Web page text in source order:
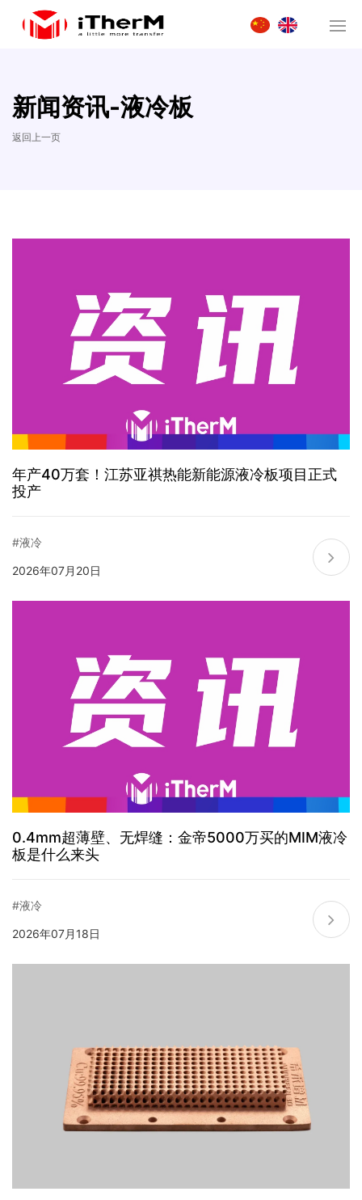
新闻资讯-液冷板
返回上一页
年产40万套！江苏亚祺热能新能源液冷板项目正式
投产
#液冷
2026年07月20日
0.4mm超薄壁、无焊缝：金帝5000万买的MIM液冷
板是什么来头
#液冷
2026年07月18日